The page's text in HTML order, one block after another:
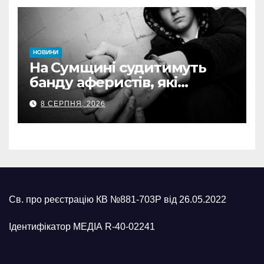
НОВИНИ
На Сумщині судитимуть
банду аферистів, які
виманили у військових
понад 1 млн грн
8 СЕРПНЯ, 2026
Св. про реєстрацію КВ №881-703Р від 26.05.2022
Ідентифікатор МЕДІА R-40-02241